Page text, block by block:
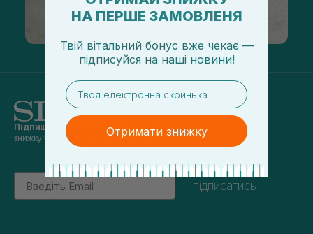
Підпишись на наші новинита отримуй
знижку 5% на перше замовлення
Email
підписатись
НА ПЕРШЕ ЗАМОВЛЕНЯ
Твій вітальний бонус вже чекає —
підписуйся на наші новини!
email
Отримати знижку